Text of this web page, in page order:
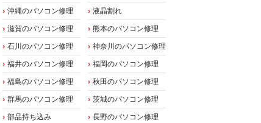
沖縄のパソコン修理
液晶割れ
滋賀のパソコン修理
熊本のパソコン修理
石川のパソコン修理
神奈川のパソコン修理
福井のパソコン修理
福岡のパソコン修理
福島のパソコン修理
秋田のパソコン修理
群馬のパソコン修理
茨城のパソコン修理
部品持ち込み
長野のパソコン修理